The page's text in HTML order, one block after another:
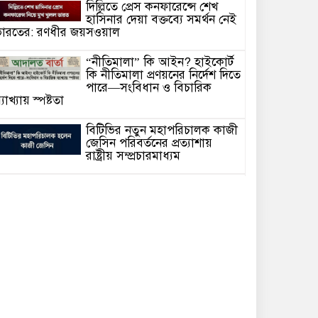
দিল্লিতে প্রেস কনফারেন্সে শেখ
হাসিনার দেয়া বক্তব্যে সমর্থন নেই
রণধীর জয়সওয়াল
“নীতিমালা” কি আইন? হাইকোর্ট
কি নীতিমালা প্রণয়নের নির্দেশ দিতে
পারে—সংবিধান ও বিচারিক
স্পষ্টতা
বিটিভির নতুন মহাপরিচালক কাজী
জেসিন পরিবর্তনের প্রত্যাশায়
রাষ্ট্রীয় সম্প্রচারমাধ্যম